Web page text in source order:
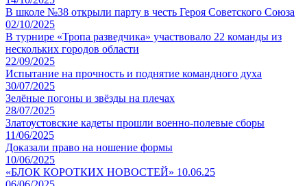
В школе №38 открыли парту в честь Героя Советского Союза
02/10/2025
В турнире «Тропа разведчика» участвовало 22 команды из
нескольких городов области
22/09/2025
Испытание на прочность и поднятие командного духа
30/07/2025
Зелёные погоны и звёзды на плечах
28/07/2025
Златоустовские кадеты прошли военно-полевые сборы
11/06/2025
Доказали право на ношение формы
10/06/2025
«БЛОК КОРОТКИХ НОВОСТЕЙ» 10.06.25